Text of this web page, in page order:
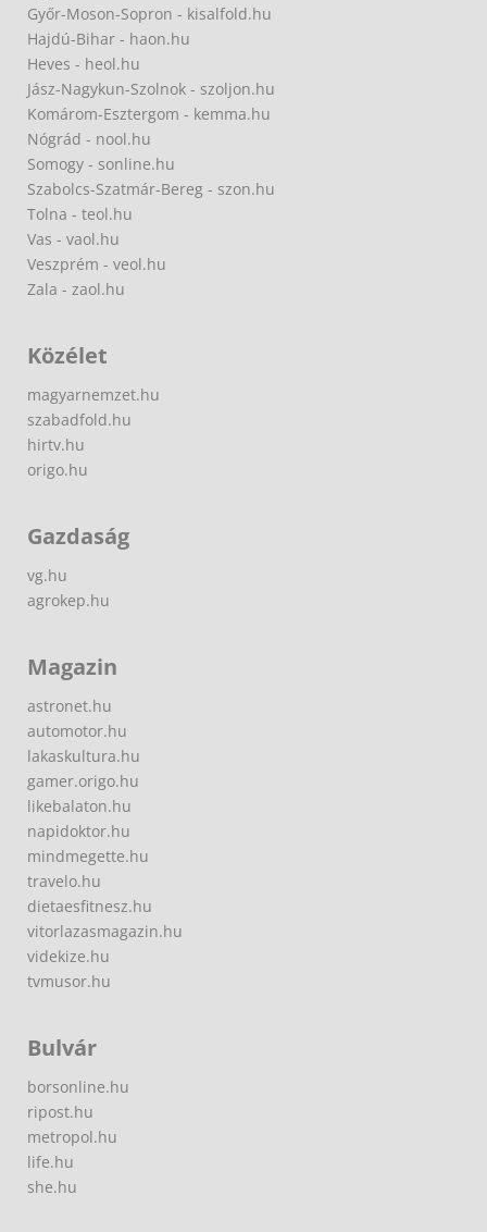
Győr-Moson-Sopron - kisalfold.hu
Hajdú-Bihar - haon.hu
Heves - heol.hu
Jász-Nagykun-Szolnok - szoljon.hu
Komárom-Esztergom - kemma.hu
Nógrád - nool.hu
Somogy - sonline.hu
Szabolcs-Szatmár-Bereg - szon.hu
Tolna - teol.hu
Vas - vaol.hu
Veszprém - veol.hu
Zala - zaol.hu
Közélet
magyarnemzet.hu
szabadfold.hu
hirtv.hu
origo.hu
Gazdaság
vg.hu
agrokep.hu
Magazin
astronet.hu
automotor.hu
lakaskultura.hu
gamer.origo.hu
likebalaton.hu
napidoktor.hu
mindmegette.hu
travelo.hu
dietaesfitnesz.hu
vitorlazasmagazin.hu
videkize.hu
tvmusor.hu
Bulvár
borsonline.hu
ripost.hu
metropol.hu
life.hu
she.hu